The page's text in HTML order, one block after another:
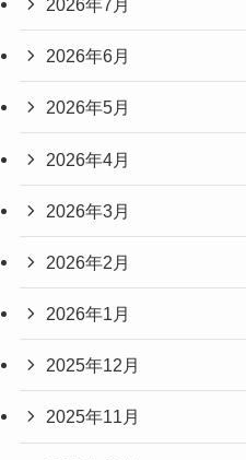
2026年7月
2026年6月
2026年5月
2026年4月
2026年3月
2026年2月
2026年1月
2025年12月
2025年11月